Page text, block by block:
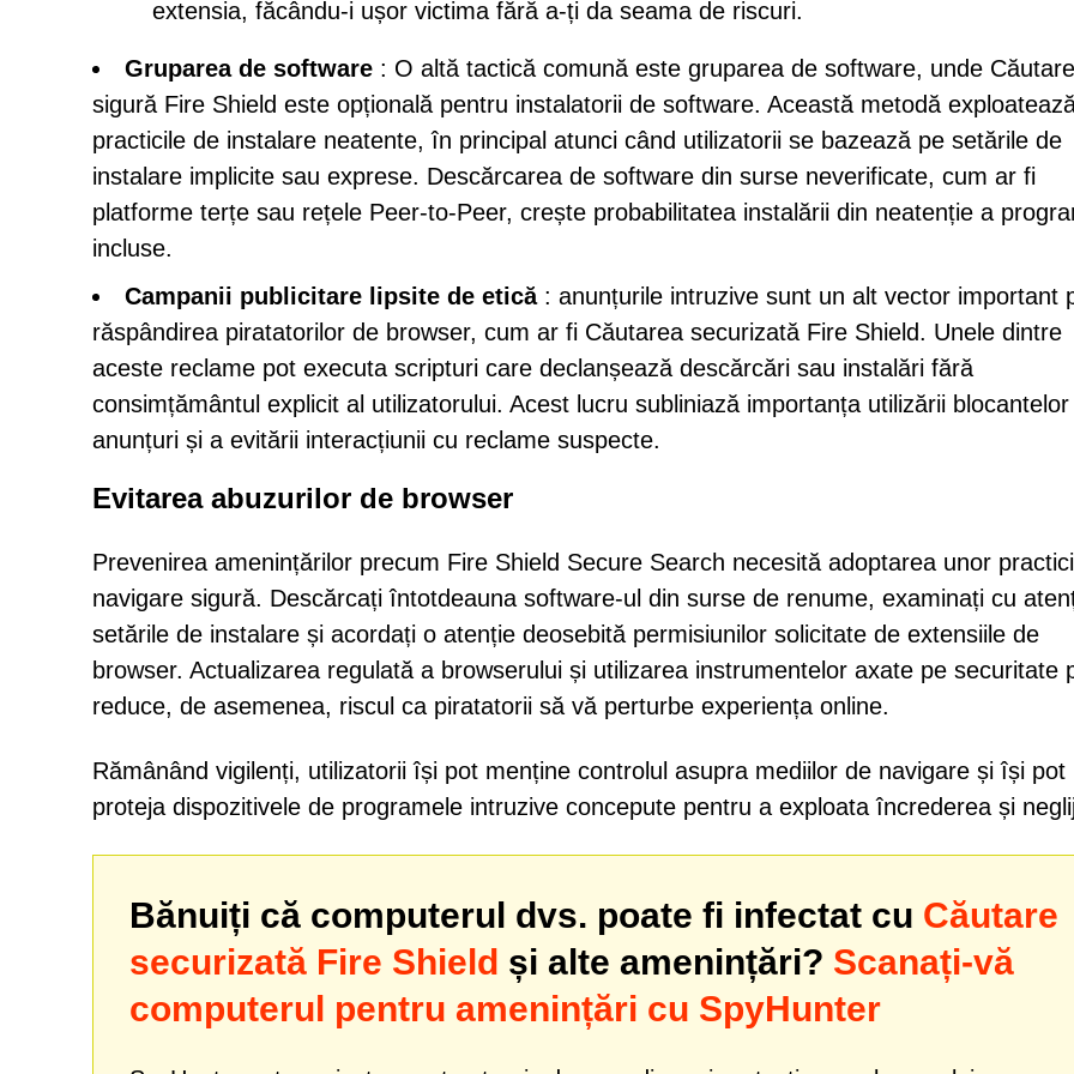
extensia, făcându-i ușor victima fără a-ți da seama de riscuri.
Gruparea de software : O altă tactică comună este gruparea de software, unde
sigură Fire Shield este opțională pentru instalatorii de software. Această metodă
practicile de instalare neatente, în principal atunci când utilizatorii se bazează pe setările de
instalare implicite sau exprese. Descărcarea de software din surse neverificate, cum ar fi
platforme terțe sau rețele Peer-to-Peer, crește probabilitatea instalării din neatenție a
incluse.
Campanii publicitare lipsite de etică: anunțurile intruzive sunt un alt vector important
răspândirea piratatorilor de browser, cum ar fi Căutarea securizată Fire Shield. Unele dintre
aceste reclame pot executa scripturi care declanșează descărcări sau instalări fără
consimțământul explicit al utilizatorului. Acest lucru subliniază importanța utilizării
anunțuri și a evitării interacțiunii cu reclame suspecte.
Evitarea abuzurilor de browser
Prevenirea amenințărilor precum Fire Shield Secure Search necesită adoptarea unor
navigare sigură. Descărcați întotdeauna software-ul din surse de renume, examinați cu
setările de instalare și acordați o atenție deosebită permisiunilor solicitate de extensiile de
browser. Actualizarea regulată a browserului și utilizarea instrumentelor axate pe securitate
reduce, de asemenea, riscul ca piratatorii să vă perturbe experiența online.
Rămânând vigilenți, utilizatorii își pot menține controlul asupra mediilor de navigare și își pot
proteja dispozitivele de programele intruzive concepute pentru a exploata încrederea și
Bănuiți că computerul dvs. poate fi infectat cu Căutare
securizată Fire Shield și alte amenințări? Scanați-vă
computerul pentru amenințări cu SpyHunter